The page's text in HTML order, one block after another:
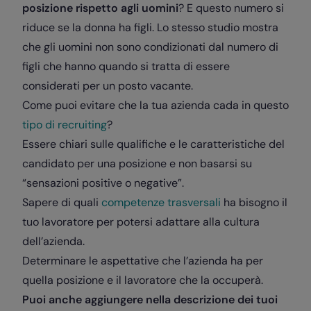
posizione rispetto agli uomini? E questo numero si
riduce se la donna ha figli. Lo stesso studio mostra
che gli uomini non sono condizionati dal numero di
figli che hanno quando si tratta di essere
considerati per un posto vacante.
Come puoi evitare che la tua azienda cada in questo
tipo di recruiting?
Essere chiari sulle qualifiche e le caratteristiche del
candidato per una posizione e non basarsi su
“sensazioni positive o negative”.
Sapere di quali competenze trasversali ha bisogno il
tuo lavoratore per potersi adattare alla cultura
dell’azienda.
Determinare le aspettative che l’azienda ha per
quella posizione e il lavoratore che la occuperà.
Puoi anche aggiungere nella descrizione dei tuoi